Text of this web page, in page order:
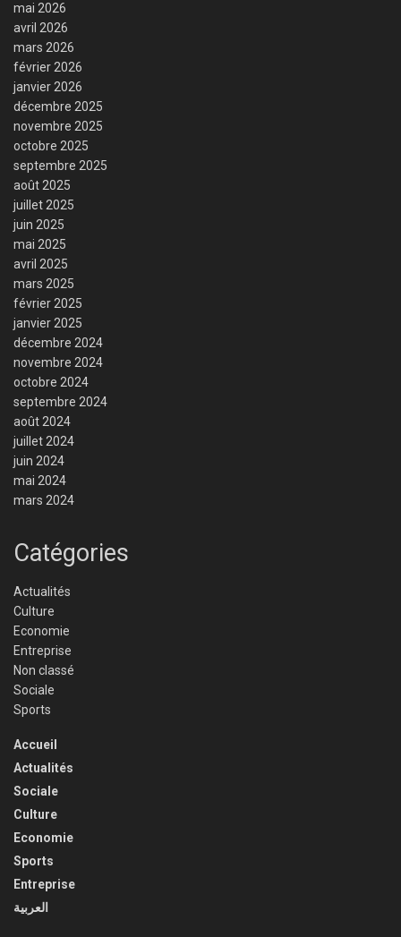
mai 2026
avril 2026
mars 2026
février 2026
janvier 2026
décembre 2025
novembre 2025
octobre 2025
septembre 2025
août 2025
juillet 2025
juin 2025
mai 2025
avril 2025
mars 2025
février 2025
janvier 2025
décembre 2024
novembre 2024
octobre 2024
septembre 2024
août 2024
juillet 2024
juin 2024
mai 2024
mars 2024
Catégories
Actualités
Culture
Economie
Entreprise
Non classé
Sociale
Sports
Accueil
Actualités
Sociale
Culture
Economie
Sports
Entreprise
العربية